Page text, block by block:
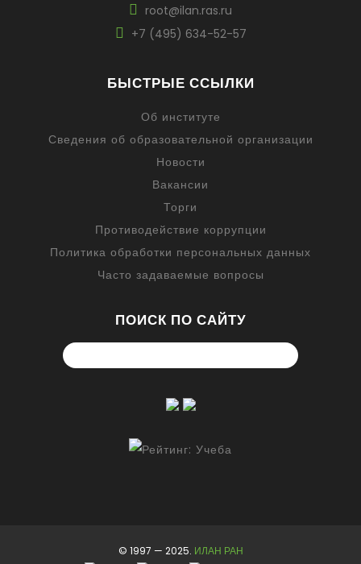
root@ilan.ras.ru
+7 (495) 634-52-57
БЫСТРЫЕ ССЫЛКИ
Об институте
Сведения об образовательной организации
Новости
Вакансии
Торги
Противодействие коррупции
Политика обработки персональных данных
Часто задаваемые вопросы
ПОИСК ПО САЙТУ
© 1997 — 2025. ИЛАН РАН